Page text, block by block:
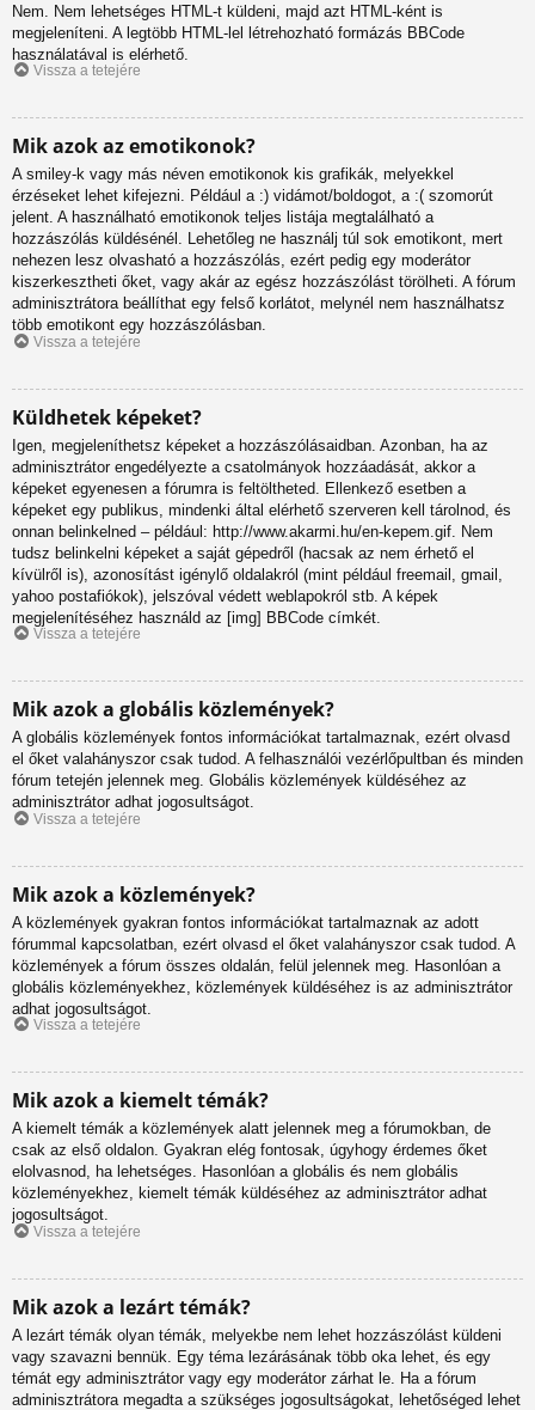
Nem. Nem lehetséges HTML-t küldeni, majd azt HTML-ként is
megjeleníteni. A legtöbb HTML-lel létrehozható formázás BBCode
használatával is elérhető.
Vissza a tetejére
Mik azok az emotikonok?
A smiley-k vagy más néven emotikonok kis grafikák, melyekkel
érzéseket lehet kifejezni. Például a :) vidámot/boldogot, a :( szomorút
jelent. A használható emotikonok teljes listája megtalálható a
hozzászólás küldésénél. Lehetőleg ne használj túl sok emotikont, mert
nehezen lesz olvasható a hozzászólás, ezért pedig egy moderátor
kiszerkesztheti őket, vagy akár az egész hozzászólást törölheti. A fórum
adminisztrátora beállíthat egy felső korlátot, melynél nem használhatsz
több emotikont egy hozzászólásban.
Vissza a tetejére
Küldhetek képeket?
Igen, megjeleníthetsz képeket a hozzászólásaidban. Azonban, ha az
adminisztrátor engedélyezte a csatolmányok hozzáadását, akkor a
képeket egyenesen a fórumra is feltöltheted. Ellenkező esetben a
képeket egy publikus, mindenki által elérhető szerveren kell tárolnod, és
onnan belinkelned – például: http://www.akarmi.hu/en-kepem.gif. Nem
tudsz belinkelni képeket a saját gépedről (hacsak az nem érhető el
kívülről is), azonosítást igénylő oldalakról (mint például freemail, gmail,
yahoo postafiókok), jelszóval védett weblapokról stb. A képek
megjelenítéséhez használd az [img] BBCode címkét.
Vissza a tetejére
Mik azok a globális közlemények?
A globális közlemények fontos információkat tartalmaznak, ezért olvasd
el őket valahányszor csak tudod. A felhasználói vezérlőpultban és minden
fórum tetején jelennek meg. Globális közlemények küldéséhez az
adminisztrátor adhat jogosultságot.
Vissza a tetejére
Mik azok a közlemények?
A közlemények gyakran fontos információkat tartalmaznak az adott
fórummal kapcsolatban, ezért olvasd el őket valahányszor csak tudod. A
közlemények a fórum összes oldalán, felül jelennek meg. Hasonlóan a
globális közleményekhez, közlemények küldéséhez is az adminisztrátor
adhat jogosultságot.
Vissza a tetejére
Mik azok a kiemelt témák?
A kiemelt témák a közlemények alatt jelennek meg a fórumokban, de
csak az első oldalon. Gyakran elég fontosak, úgyhogy érdemes őket
elolvasnod, ha lehetséges. Hasonlóan a globális és nem globális
közleményekhez, kiemelt témák küldéséhez az adminisztrátor adhat
jogosultságot.
Vissza a tetejére
Mik azok a lezárt témák?
A lezárt témák olyan témák, melyekbe nem lehet hozzászólást küldeni
vagy szavazni bennük. Egy téma lezárásának több oka lehet, és egy
témát egy adminisztrátor vagy egy moderátor zárhat le. Ha a fórum
adminisztrátora megadta a szükséges jogosultságokat, lehetőséged lehet